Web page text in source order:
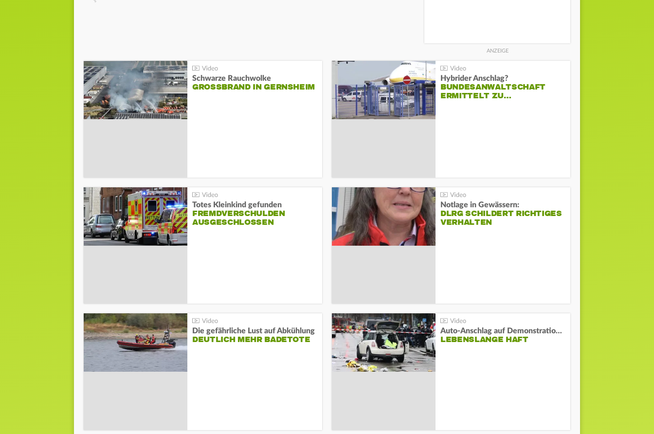
Schwarze Rauchwolke
GROSSBRAND IN GERNSHEIM
Hybrider Anschlag?
BUNDESANWALTSCHAFT
ERMITTELT ZU…
Totes Kleinkind gefunden
FREMDVERSCHULDEN
AUSGESCHLOSSEN
Notlage in Gewässern:
DLRG SCHILDERT RICHTIGES
VERHALTEN
Die gefährliche Lust auf Abkühlung
DEUTLICH MEHR BADETOTE
Auto-Anschlag auf Demonstration in München:
LEBENSLANGE HAFT